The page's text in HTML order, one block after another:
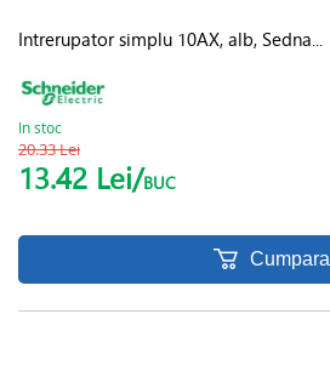
Intrerupator simplu 10AX, alb, Sedna...
In stoc
20.33 Lei
13.42 Lei/BUC
Cumpara